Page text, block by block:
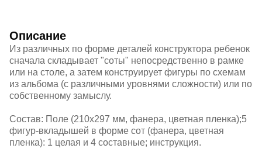
Описание
Из различных по форме деталей конструктора ребенок
сначала складывает "соты" непосредственно в рамке
или на столе, а затем конструирует фигуры по схемам
из альбома (с различными уровнями сложности) или по
собственному замыслу.
Состав: Поле (210х297 мм, фанера, цветная пленка);5
фигур-вкладышей в форме сот (фанера, цветная
пленка): 1 целая и 4 составные; инструкция.